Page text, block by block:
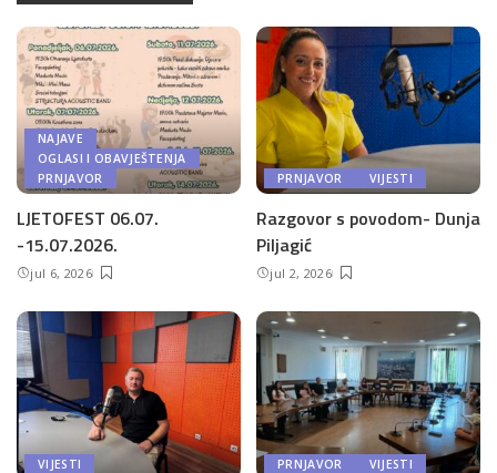
NAJAVE
OGLASI I OBAVJEŠTENJA
PRNJAVOR
LJETOFEST 06.07.
-15.07.2026.
jul 6, 2026
PRNJAVOR VIJESTI
Razgovor s povodom- Dunja
Piljagić
jul 2, 2026
VIJESTI PRNJAVOR VIJESTI